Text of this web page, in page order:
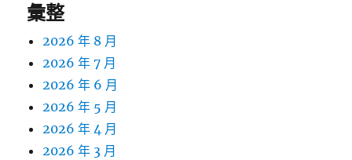
彙整
2026 年 8 月
2026 年 7 月
2026 年 6 月
2026 年 5 月
2026 年 4 月
2026 年 3 月